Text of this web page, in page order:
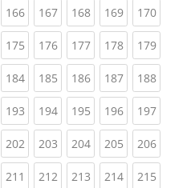
166(current)
167(current)
168(current)
169(current)
170
175(current)
176(current)
177(current)
178(current)
179
184(current)
185(current)
186(current)
187(current)
188
193(current)
194(current)
195(current)
196(current)
197
202(current)
203(current)
204(current)
205(current)
206
211 (current)
212(current)
213(current)
214(current)
215